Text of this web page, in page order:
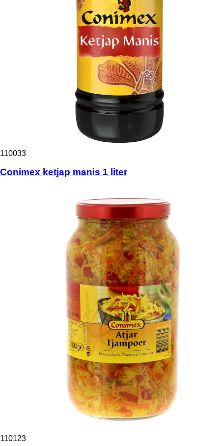
110033
Conimex ketjap manis 1 liter
110123